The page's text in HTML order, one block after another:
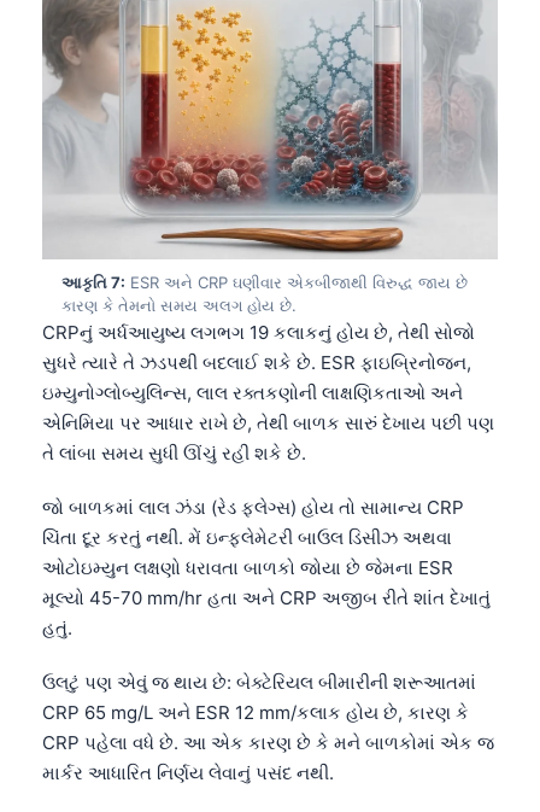
આકૃતિ 7: ESR અને CRP ઘણીવાર એકબીજાથી વિરુદ્ધ જાય છે
કારણ કે તેમનો સમય અલગ હોય છે.
CRPનું અર્ધઆયુષ્ય લગભગ 19 કલાકનું હોય છે, તેથી સોજો
સુધરે ત્યારે તે ઝડપથી બદલાઈ શકે છે. ESR ફાઇબ્રિનોજન,
ઇમ્યુનોગ્લોબ્યુલિન્સ, લાલ રક્તકણોની લાક્ષણિકતાઓ અને
એનિમિયા પર આધાર રાખે છે, તેથી બાળક સારું દેખાય પછી પણ
તે લાંબા સમય સુધી ઊંચું રહી શકે છે.
જો બાળકમાં લાલ ઝંડા (રેડ ફ્લેગ્સ) હોય તો સામાન્ય CRP
ચિંતા દૂર કરતું નથી. મેં ઇન્ફ્લેમેટરી બાઉલ ડિસીઝ અથવા
ઓટોઇમ્યુન લક્ષણો ધરાવતા બાળકો જોયા છે જેમના ESR
મૂલ્યો 45-70 mm/hr હતા અને CRP અજીબ રીતે શાંત દેખાતું
હતું.
ઉલટું પણ એવું જ થાય છે: બેક્ટેરિયલ બીમારીની શરૂઆતમાં
CRP 65 mg/L અને ESR 12 mm/કલાક હોય છે, કારણ કે
CRP પહેલા વધે છે. આ એક કારણ છે કે મને બાળકોમાં એક જ
માર્કર આધારિત નિર્ણય લેવાનું પસંદ નથી.
ဗမာစာ
ភាសាខ្មែរ
Kiswahili
Українська
O‘zbekcha
Català
Suomi
Hrvatski
Slovenčina
كوردی‎
پښتو
සිංහල
অসমীয়া
Galego
Latviešu valoda
Македонски јазик
Euskara